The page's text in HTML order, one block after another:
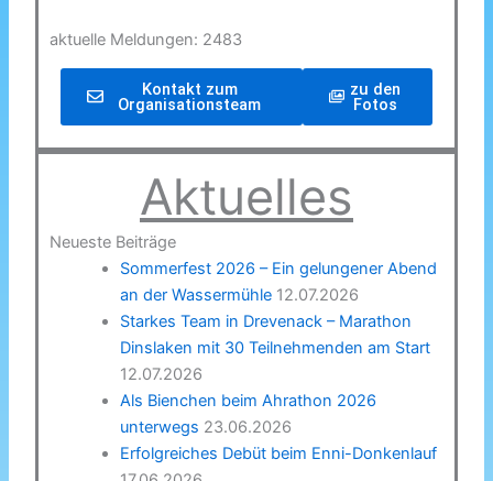
aktuelle Meldungen: 2483
Kontakt zum
Organisationsteam
zu den
Fotos
Aktuelles
Neueste Beiträge
Sommerfest 2026 – Ein gelungener Abend
an der Wassermühle 12.07.2026
Starkes Team in Drevenack – Marathon
Dinslaken mit 30 Teilnehmenden am Start
12.07.2026
Als Bienchen beim Ahrathon 2026
unterwegs 23.06.2026
Erfolgreiches Debüt beim Enni-Donkenlauf